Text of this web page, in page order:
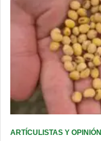
ARTÍCULISTAS Y OPINIÓN